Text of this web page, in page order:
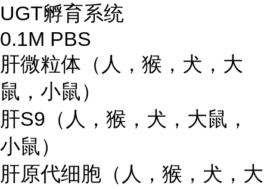
UGT孵育系统
0.1M PBS
肝微粒体（人，猴，犬，大
鼠，小鼠）
肝S9（人，猴，犬，大鼠，
小鼠）
肝原代细胞（人，猴，犬，大